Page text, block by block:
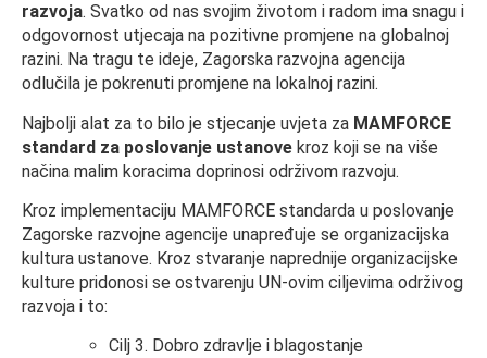
razvoja. Svatko od nas svojim životom i radom ima snagu i
odgovornost utjecaja na pozitivne promjene na globalnoj
razini. Na tragu te ideje, Zagorska razvojna agencija
odlučila je pokrenuti promjene na lokalnoj razini.
Najbolji alat za to bilo je stjecanje uvjeta za MAMFORCE
standard za poslovanje ustanove kroz koji se na više
načina malim koracima doprinosi održivom razvoju.
Kroz implementaciju MAMFORCE standarda u poslovanje
Zagorske razvojne agencije unapređuje se organizacijska
kultura ustanove. Kroz stvaranje naprednije organizacijske
kulture pridonosi se ostvarenju UN-ovim ciljevima održivog
razvoja i to:
Cilj 3. Dobro zdravlje i blagostanje